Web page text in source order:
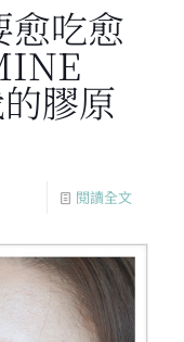
愈吃愈
膠原
閱讀全文